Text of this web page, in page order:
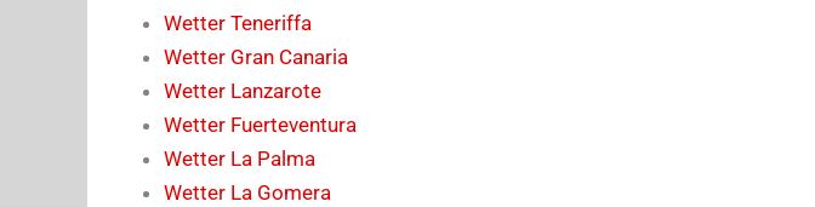
Wetter Teneriffa
Wetter Gran Canaria
Wetter Lanzarote
Wetter Fuerteventura
Wetter La Palma
Wetter La Gomera